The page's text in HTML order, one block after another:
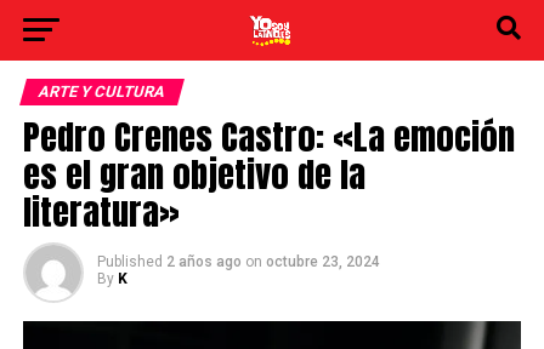
ARTE Y CULTURA
Pedro Crenes Castro: «La emoción
es el gran objetivo de la
literatura»
Published 2 años ago on octubre 23, 2024
By K